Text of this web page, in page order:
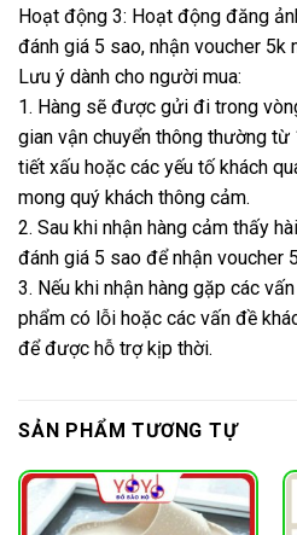
Hoạt động 3: Hoạt động đăng
đánh giá 5 sao, nhận voucher 5k
Lưu ý dành cho người mua:
1. Hàng sẽ được gửi đi trong
gian vận chuyển thông thường
tiết xấu hoặc các yếu tố khách
mong quý khách thông cảm.
2. Sau khi nhận hàng cảm thấy
đánh giá 5 sao để nhận voucher
3. Nếu khi nhận hàng gặp các
phẩm có lỗi hoặc các vấn đề
để được hỗ trợ kịp thời.
SẢN PHẨM TƯƠNG TỰ